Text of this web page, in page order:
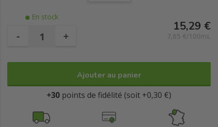
En stock
- +
15,29 €
7,65 €/100mL
Ajouter au panier
+30 points de fidélité (soit +0,30 €)